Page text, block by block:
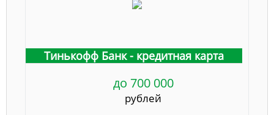
Тинькофф Банк - кредитная карта
до 700 000
рублей